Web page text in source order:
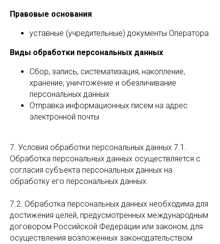
Правовые основания
уставные (учредительные) документы Оператора
Виды обработки персональных данных
Сбор, запись, систематизация, накопление,
хранение, уничтожение и обезличивание
персональных данных
Отправка информационных писем на адрес
электронной почты
7. Условия обработки персональных данных 7.1.
Обработка персональных данных осуществляется с
согласия субъекта персональных данных на
обработку его персональных данных.
7.2. Обработка персональных данных необходима для
достижения целей, предусмотренных международным
договором Российской Федерации или законом, для
осуществления возложенных законодательством